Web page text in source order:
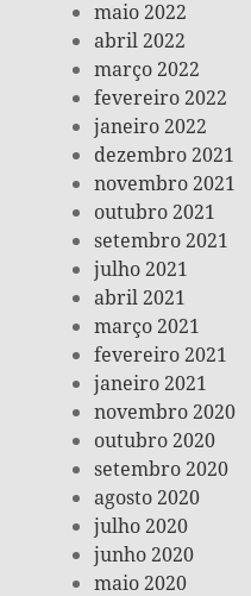
maio 2022
abril 2022
março 2022
fevereiro 2022
janeiro 2022
dezembro 2021
novembro 2021
outubro 2021
setembro 2021
julho 2021
abril 2021
março 2021
fevereiro 2021
janeiro 2021
novembro 2020
outubro 2020
setembro 2020
agosto 2020
julho 2020
junho 2020
maio 2020